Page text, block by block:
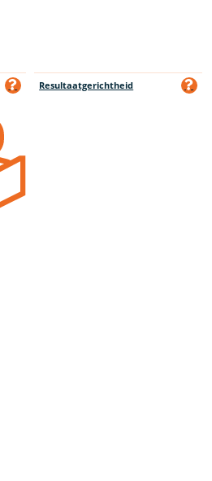
Resultaatgerichtheid